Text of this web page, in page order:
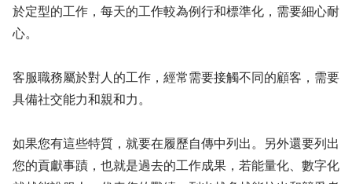
於定型的工作，每天的工作較為例行和標準化，需要細心耐
心。
客服職務屬於對人的工作，經常需要接觸不同的顧客，需要
具備社交能力和親和力。
如果您有這些特質，就要在履歷自傳中列出。另外還要列出
您的貢獻事蹟，也就是過去的工作成果，若能量化、數字化